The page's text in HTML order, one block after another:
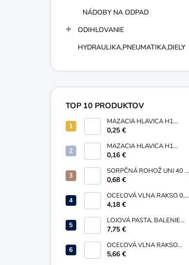
NÁDOBY NA ODPAD
ODIHLOVANIE
HYDRAULIKA,PNEUMATIKA,DIELY
TOP 10 PRODUKTOV
MAZACIA HLAVICA H1
GUĽOVÁ PRIAMA M10X1
0,25 €
MAZACIA HLAVICA H1
GUĽOVÁ PRIAMA M6X1
0,16 €
SORPČNÁ ROHOŽ UNI 40 X
50 MM
0,68 €
OCEĽOVÁ VLNA RAKSO 0,
ORANŽOVÁ, BALENIE 200G
4,18 €
LOJOVÁ PASTA, BALENIE
735 G
7,75 €
OCEĽOVÁ VLNA RAKSO
0000, ŽLTÁ, BALENIE 200G
5,66 €